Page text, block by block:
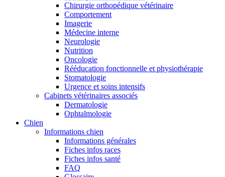
Chirurgie orthopédique vétérinaire
Comportement
Imagerie
Médecine interne
Neurologie
Nutrition
Oncologie
Rééducation fonctionnelle et physiothérapie
Stomatologie
Urgence et soins intensifs
Cabinets vétérinaires associés
Dermatologie
Ophtalmologie
Chien
Informations chien
Informations générales
Fiches infos races
Fiches infos santé
FAQ